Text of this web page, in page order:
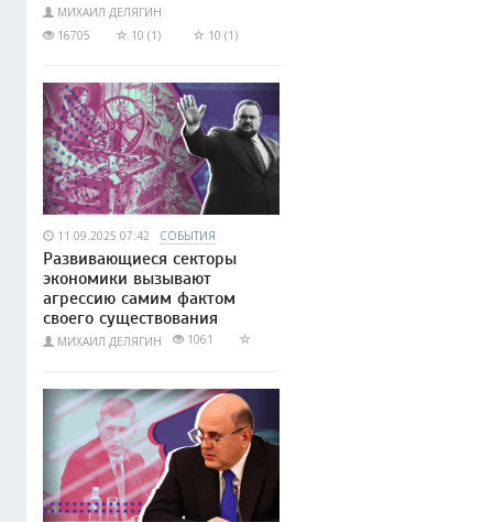
МИХАИЛ ДЕЛЯГИН
16705
10 (1) 10 (1)
11.09.2025 07:42 СОБЫТИЯ
Развивающиеся секторы
экономики вызывают
агрессию самим фактом
своего существования
МИХАИЛ ДЕЛЯГИН 1061